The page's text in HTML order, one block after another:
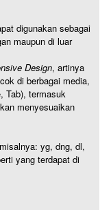
digunakan sebagai
maupun di luar
Design, artinya
di berbagai media,
Tab), termasuk
menyesuaikan
yg, dng, dl,
yang terdapat di